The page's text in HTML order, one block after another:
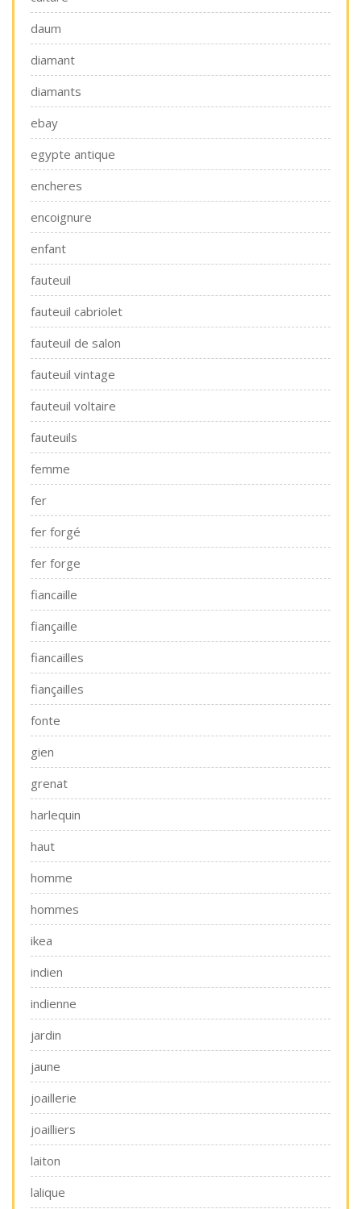
daum
diamant
diamants
ebay
egypte antique
encheres
encoignure
enfant
fauteuil
fauteuil cabriolet
fauteuil de salon
fauteuil vintage
fauteuil voltaire
fauteuils
femme
fer
fer forgé
fer forge
fiancaille
fiançaille
fiancailles
fiançailles
fonte
gien
grenat
harlequin
haut
homme
hommes
ikea
indien
indienne
jardin
jaune
joaillerie
joailliers
laiton
lalique